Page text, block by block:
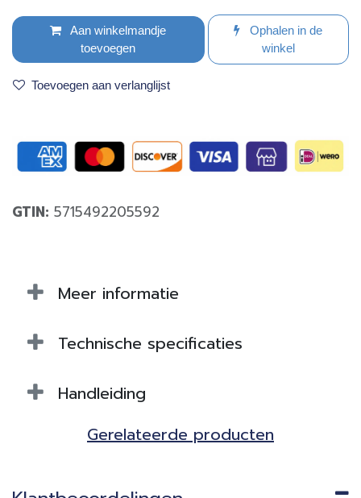
Aan winkelmandje
toevoegen
Ophalen in de
winkel
Toevoegen aan verlanglijst
GTIN: 5715492205592
Meer informatie
Technische specificaties
Handleiding
Gerela​teerde producten​